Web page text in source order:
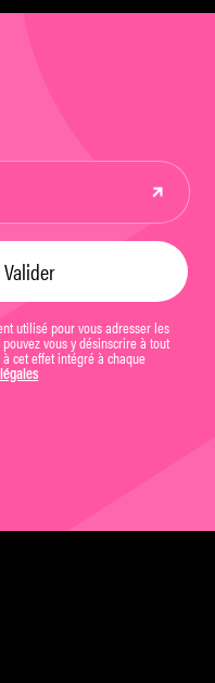
utilisé pour vous adresser les
vous y désinscrire à tout
cet effet intégré à chaque